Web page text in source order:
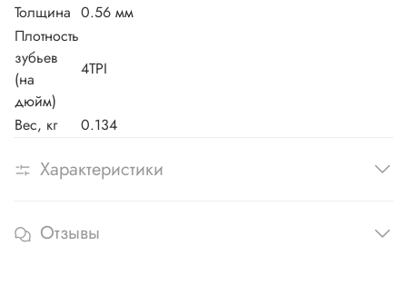
Толщина 0.56 мм
Плотность
зубьев
(на
дюйм)
4TPI
Вес, кг 0.134
Характеристики
Отзывы